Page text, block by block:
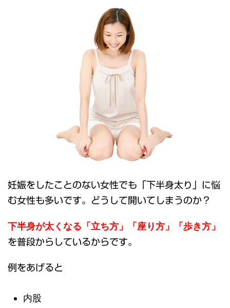
妊娠をしたことのない女性でも「下半身太り」に悩
む女性も多いです。どうして開いてしまうのか？
下半身が太くなる「立ち方」「座り方」「歩き方」
を普段からしているからです。
例をあげると
内股